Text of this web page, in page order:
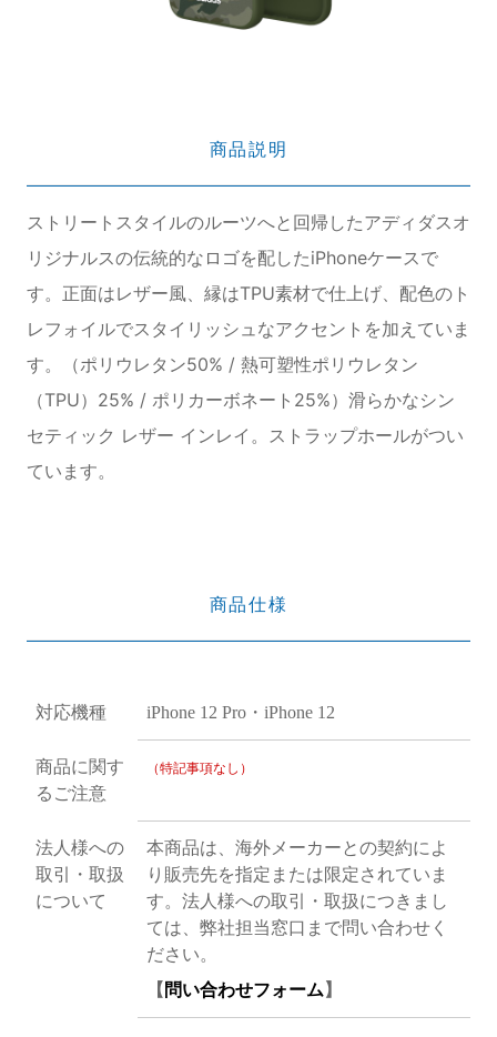
商品説明
ストリートスタイルのルーツへと回帰したアディダスオ
リジナルスの伝統的なロゴを配したiPhoneケースで
す。正面はレザー風、縁はTPU素材で仕上げ、配色のト
レフォイルでスタイリッシュなアクセントを加えていま
す。（ポリウレタン50% / 熱可塑性ポリウレタン
（TPU）25% / ポリカーボネート25%）滑らかなシン
セティック レザー インレイ。ストラップホールがつい
ています。
商品仕様
対応機種 iPhone 12 Pro・iPhone 12
商品に関す
るご注意
（特記事項なし）
法人様への
取引・取扱
について
本商品は、海外メーカーとの契約によ
り販売先を指定または限定されていま
す。法人様への取引・取扱につきまし
ては、弊社担当窓口まで問い合わせく
ださい。
【 問い合わせフォーム 】